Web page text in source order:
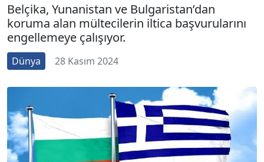
Belçika, Yunanistan ve Bulgaristan’dan
koruma alan mültecilerin iltica başvurularını
engellemeye çalışıyor.
Dünya 28 Kasım 2024